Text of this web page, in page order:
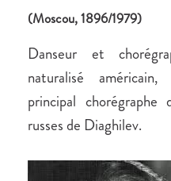
(Moscou, 1896/1979)
Danseur et
naturalisé
principal chorégraphe
russes de Diaghilev.